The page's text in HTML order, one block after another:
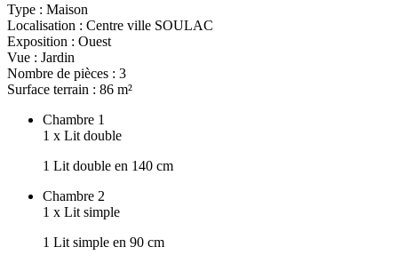
Type : Maison
Localisation : Centre ville SOULAC
Exposition : Ouest
Vue : Jardin
Nombre de pièces : 3
Surface terrain : 86 m²
Chambre 1
1 x Lit double
1 Lit double en 140 cm
Chambre 2
1 x Lit simple
1 Lit simple en 90 cm